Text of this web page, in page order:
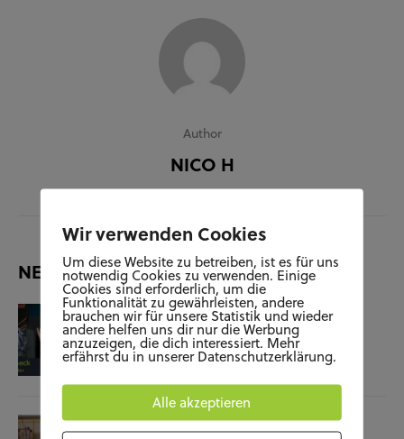
Author
NICO H
NEUESTE BEITRÄGE
KUNST UND KULTUR SOZIALES
Film-Check “The Terminator”
SOZIALES WISSENSCHAFT & NATUR
Wir verwenden Cookies
Um diese Website zu betreiben, ist es für uns
notwendig Cookies zu verwenden. Einige
Cookies sind erforderlich, um die
Funktionalität zu gewährleisten, andere
brauchen wir für unsere Statistik und wieder
andere helfen uns dir nur die Werbung
anzuzeigen, die dich interessiert. Mehr
erfährst du in unserer Datenschutzerklärung.
Alle akzeptieren